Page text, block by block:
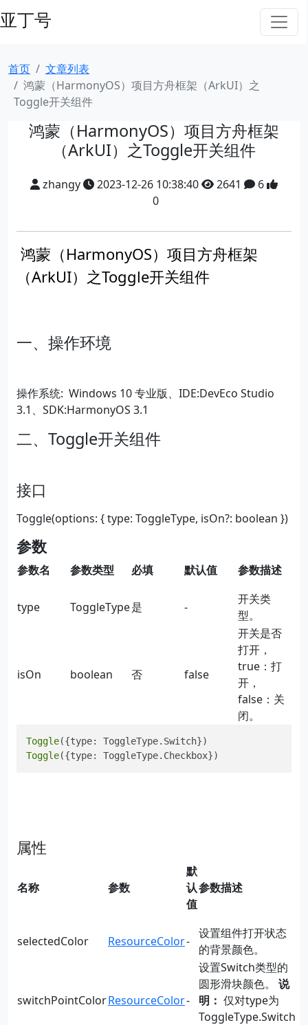
亚丁号
首页
文章列表
鸿蒙（HarmonyOS）项目方舟框架（ArkUI）之
Toggle开关组件
鸿蒙（HarmonyOS）项目方舟框架
（ArkUI）之Toggle开关组件
zhangy 2023-12-26 10:38:40 2641
6
0
鸿蒙（HarmonyOS）项目方舟框架
（ArkUI）之Toggle开关组件
一、操作环境
操作系统: Windows 10 专业版、IDE:DevEco Studio
3.1、SDK:HarmonyOS 3.1
二、Toggle开关组件
接口
Toggle(options: { type: ToggleType, isOn?: boolean })
参数
参数名 参数类型 必填 默认值 参数描述
type ToggleType是 -
开关类
型。
isOn boolean 否 false
开关是否
打开，
true：打
开，
false：关
闭。
Toggle
Toggle({type: ToggleType.Checkbox})
属性
名称 参数
默
认
值
参数描述
selectedColor ResourceColor-
设置组件打开状态
的背景颜色。
switchPointColorResourceColor-
设置Switch类型的
圆形滑块颜色。 说
明： 仅对type为
ToggleType.Switch